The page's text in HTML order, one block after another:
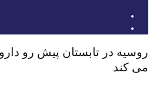
روسیه در تابستان پیش رو
می کند